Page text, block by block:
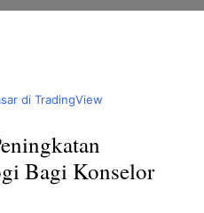
di TradingView
Bagi Konselor